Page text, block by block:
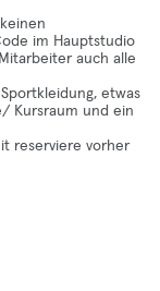
im Hauptstudio
auch alle
etwas
Kursraum und ein
reserviere vorher